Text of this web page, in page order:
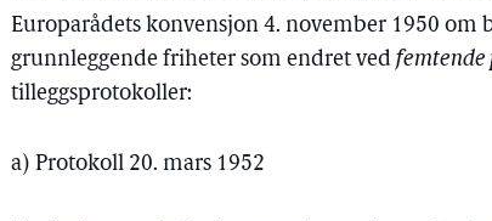
Europarådets konvensjon 4. november 1950 om
grunnleggende friheter som endret vedfemtende
tilleggsprotokoller:
a) Protokoll 20. mars 1952